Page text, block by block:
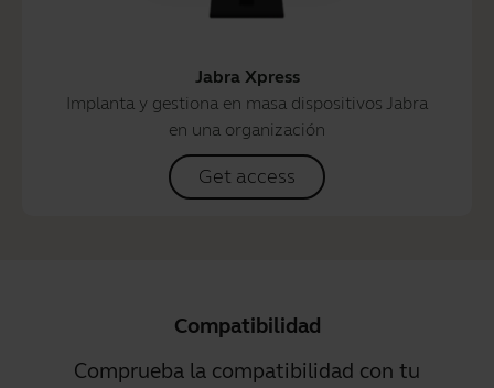
Jabra Xpress
Implanta y gestiona en masa dispositivos Jabra
en una organización
Get access
Compatibilidad
Comprueba la compatibilidad con tu